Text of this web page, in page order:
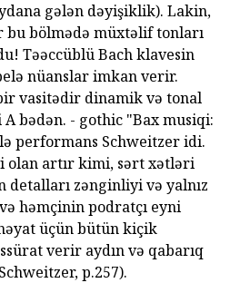
gələn dəyişiklik). Lakin,
bu bölmədə müxtəlif tonları
Təəccüblü Bach klavesin
nüanslar imkan verir.
vasitədir dinamik və tonal
bədən. - gothic "Bax musiqi:
performans Schweitzer idi.
olan artır kimi, sərt xətləri
zənginliyi və yalnız
həmçinin podratçı eyni
üçün bütün kiçik
verir aydın və qabarıq
p.257).